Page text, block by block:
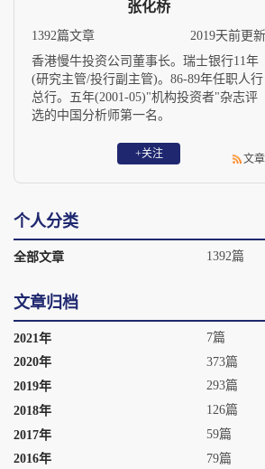
张化桥
1392篇文章
2019天前更新
香港慢牛投资公司董事长。瑞士银行11年
(研究主管/投行副主管)。86-89年任职人行
总行。五年(2001-05)"机构投资者"杂志评
选的中国分析师第一名。
+关注 文章
个人分类
全部文章 1392篇
文章归档
2021年
7篇
2020年
373篇
2019年
293篇
2018年
126篇
2017年
59篇
2016年
79篇